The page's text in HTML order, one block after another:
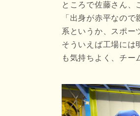
ところで佐藤さん、
「出身が赤平なの
系というか、スポー
そういえば工場には
も気持ちよく、チー